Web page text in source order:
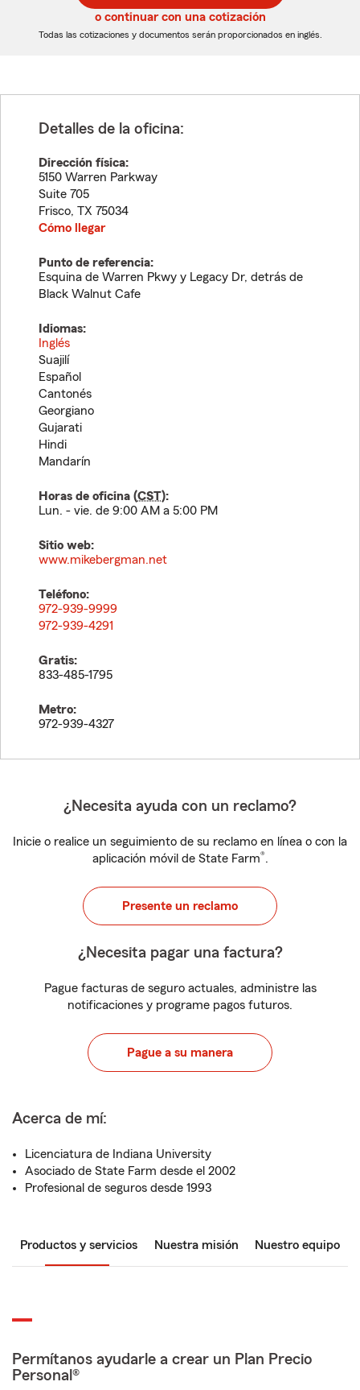
5
dígitos
5
dígitos
o continuar con una cotización
Todas las cotizaciones y documentos serán proporcionados en inglés.
Detalles de la oficina:
Dirección física:
5150 Warren Parkway
Suite 705
Frisco, TX 75034
Cómo llegar
Punto de referencia:
Esquina de Warren Pkwy y Legacy Dr, detrás de
Black Walnut Cafe
Idiomas:
Inglés
Suajilí
Español
Cantonés
Georgiano
Gujarati
Hindi
Mandarín
Horas de oficina (CST):
Lun. - vie. de 9:00 AM a 5:00 PM
Sitio web:
www.mikebergman.net
Teléfono:
972-939-9999
972-939-4291
Gratis:
833-485-1795
Metro:
972-939-4327
¿Necesita ayuda con un reclamo?
Inicie o realice un seguimiento de su reclamo en línea o con la
aplicación móvil de State Farm®.
Presente un reclamo
¿Necesita pagar una factura?
Pague facturas de seguro actuales, administre las
notificaciones y programe pagos futuros.
Pague a su manera
Acerca de mí:
Licenciatura de Indiana University
Asociado de State Farm desde el 2002
Profesional de seguros desde 1993
Productos y servicios Nuestra misión Nuestro equipo
Permítanos ayudarle a crear un Plan Precio
Personal®